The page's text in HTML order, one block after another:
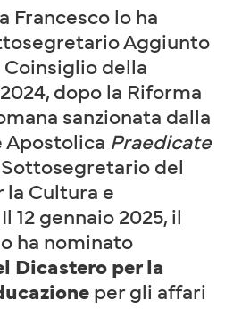
Francesco lo ha
Aggiunto
della
dopo la Riforma
sanzionata dalla
Praedicate
del
la Cultura e
12 gennaio 2025, il
ha nominato
Dicastero per la
per gli affari